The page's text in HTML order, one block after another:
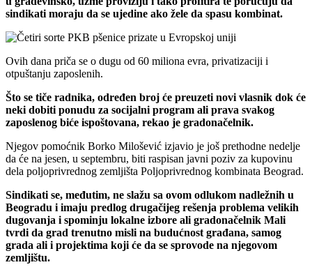
sindikati moraju da se ujedine ako žele da spasu kombinat.
Ovih dana priča se o dugu od 60 miliona evra, privatizaciji i
otpuštanju zaposlenih.
Što se tiče radnika, određen broj će preuzeti novi vlasnik dok će
neki dobiti ponudu za socijalni program ali prava svakog
zaposlenog biće ispoštovana, rekao je gradonačelnik.
Njegov pomoćnik Borko Milošević izjavio je još prethodne nedelje
da će na jesen, u septembru, biti raspisan javni poziv za kupovinu
dela poljoprivrednog zemljišta Poljoprivrednog kombinata Beograd.
Sindikati se, međutim, ne slažu sa ovom odlukom nadležnih u
Beogradu i imaju predlog drugačijeg rešenja problema velikih
dugovanja i spominju lokalne izbore ali gradonačelnik Mali
tvrdi da grad trenutno misli na budućnost građana, samog
grada ali i projektima koji će da se sprovode na njegovom
zemljištu.